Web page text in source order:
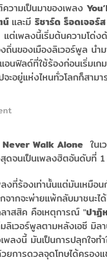
วามเป็นมาของเพลง
น์ และมี ริชาร์ด ร็อดเจอร์ส
ต่เพลงนี้เริ่มต้นความโด่ง
ถิ่นของเมืองลิเวอร์พูล นำ
นฟิลด์ที่ใช้ร้องก่อนเริ่มเก
จะอยู่แห่งไหนทั่วโลกก็สาม
Never Walk Alone ใน
ดจนเป็นเพลงฮิตอันดับที่
ลงที่ร้องเท่านั้นแต่มันเหมื
จากจะพ่ายแพ้กลับมาชนะ
าสสิค คือเหตุการณ์ "ปาฏิ
ลิเวอร์พูลตามหลังเอซี มิ
พลงนี้ มันเป็นการปลุกใจ
วยการดวลจุดโทษได้ครอ